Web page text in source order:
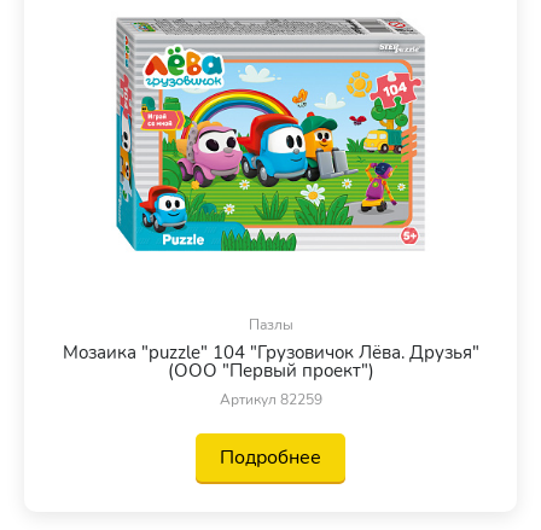
Пазлы
Мозаика "puzzle" 104 "Грузовичок Лёва. Друзья"
(ООО "Первый проект")
Артикул 82259
Подробнее